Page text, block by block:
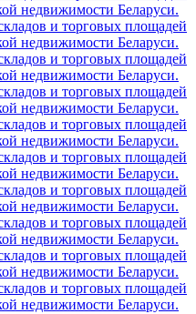
недвижимости Беларуси.
и торговых площадей
недвижимости Беларуси.
и торговых площадей
недвижимости Беларуси.
и торговых площадей
недвижимости Беларуси.
и торговых площадей
недвижимости Беларуси.
и торговых площадей
недвижимости Беларуси.
и торговых площадей
недвижимости Беларуси.
и торговых площадей
недвижимости Беларуси.
и торговых площадей
недвижимости Беларуси.
и торговых площадей
недвижимости Беларуси.